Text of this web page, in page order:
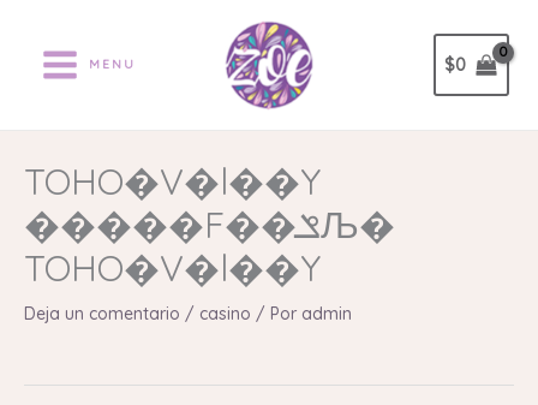
contenido
MENU $0
TOHO�V�l��Y
�����F��ݏЉ�
TOHO�V�l��Y
Deja un comentario / casino / Por admin